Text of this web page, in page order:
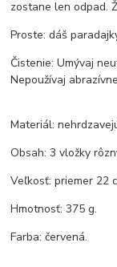
zostane len odpad.
Proste: dáš
Čistenie: Umývaj
Nepoužívaj
Materiál:
Obsah: 3 vložky
Veľkosť: priemer 22
Hmotnosť: 375 g.
Farba: červená.